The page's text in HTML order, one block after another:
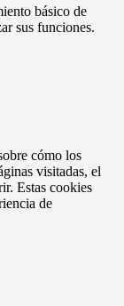
básico de
sus funciones.
cómo los
visitadas, el
Estas cookies
de